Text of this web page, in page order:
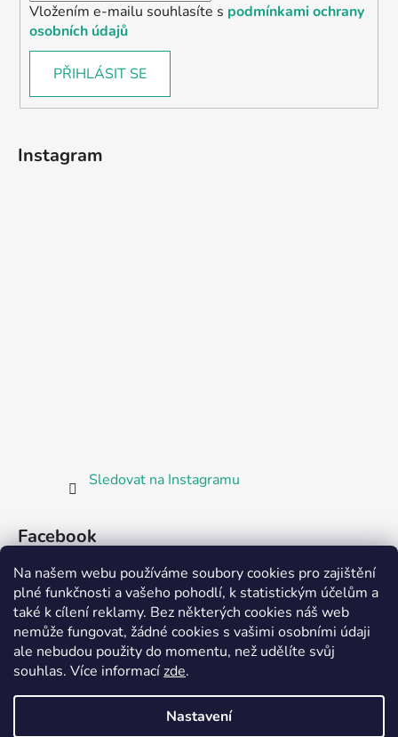
Na našem webu používáme soubory cookies pro zajištění
plné funkčnosti a vašeho pohodlí, k statistickým účelům a
také k cílení reklamy. Bez některých cookies náš web
nemůže fungovat, žádné cookies s vašimi osobními údaji
ale nebudou použity do momentu, než udělíte svůj
souhlas. Více informacízde.
Nastavení
Vložením e-mailu souhlasíte s podmínkami ochrany
osobních údajů
PŘIHLÁSIT SE
Instagram
Sledovat na Instagramu
Facebook
Partnerská prodejna Barefoot Plzeň